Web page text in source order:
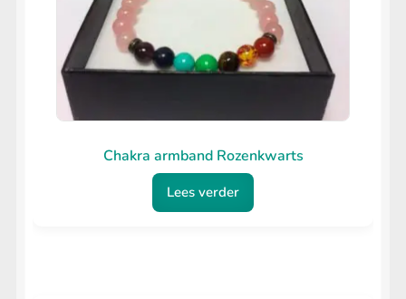
Chakra armband Rozenkwarts
Lees verder